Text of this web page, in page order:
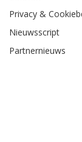
Privacy &
Nieuwsscript
Partnernieuws